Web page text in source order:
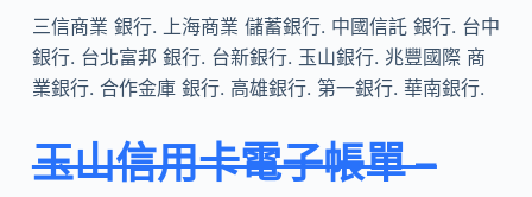
三信商業 銀行. 上海商業 儲蓄銀行. 中國信託 銀行. 台中
銀行. 台北富邦 銀行. 台新銀行. 玉山銀行. 兆豐國際 商
業銀行. 合作金庫 銀行. 高雄銀行. 第一銀行. 華南銀行.
玉山信用卡電子帳單 –